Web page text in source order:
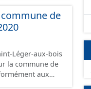
d'un point
de
Léger-aux-bois
aux